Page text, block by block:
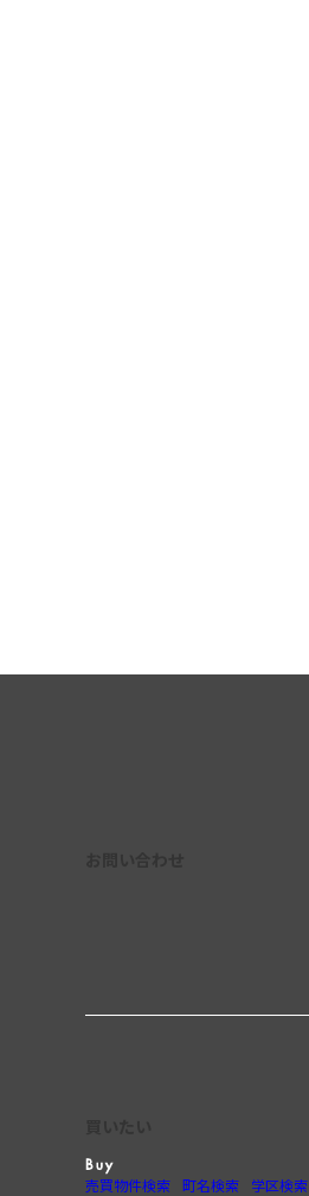
売買物件検索 町名検索 学区検索